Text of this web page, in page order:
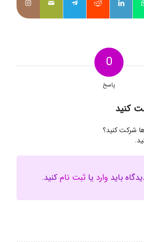
0
پاسخ
کنید
شرکت کنید؟
باید وارد یا ثبت نامکنید.